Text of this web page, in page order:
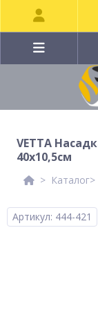
VETTA
40х10,5см
Каталог
Артикул: 444-421